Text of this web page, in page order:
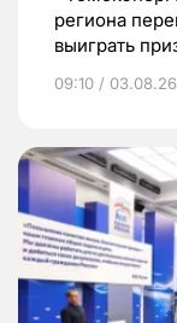
региона
выиграть
09:10 / 03.08.26